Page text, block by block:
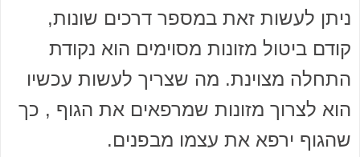
ניתן לעשות זאת במספר דרכים שונות,
קודם ביטול מזונות מסוימים הוא נקודת
התחלה מצוינת. מה שצריך לעשות עכשיו
הוא לצרוך מזונות שמרפאים את הגוף , כך
שהגוף ירפא את עצמו מבפנים.